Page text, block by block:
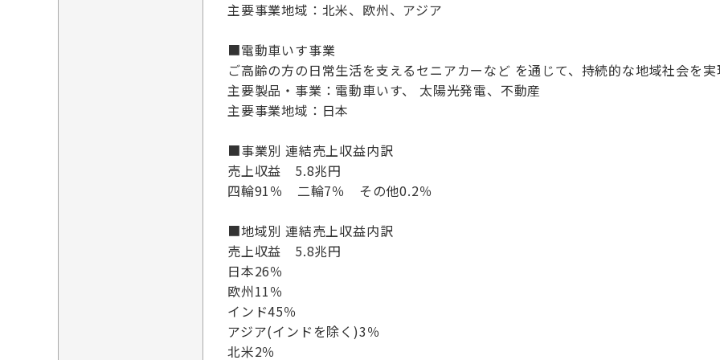
主要事業地域：北米、欧州、アジア
■電動車いす事業
ご高齢の方の日常生活を支えるセニアカーなど を通じて、持続的な地域社会を実
主要製品・事業：電動車いす、 太陽光発電、不動産
主要事業地域：日本
■事業別 連結売上収益内訳
売上収益 5.8兆円
四輪91％ 二輪7％ その他0.2％
■地域別 連結売上収益内訳
売上収益 5.8兆円
日本26％
欧州11％
インド45％
アジア(インドを除く)3％
北米2％